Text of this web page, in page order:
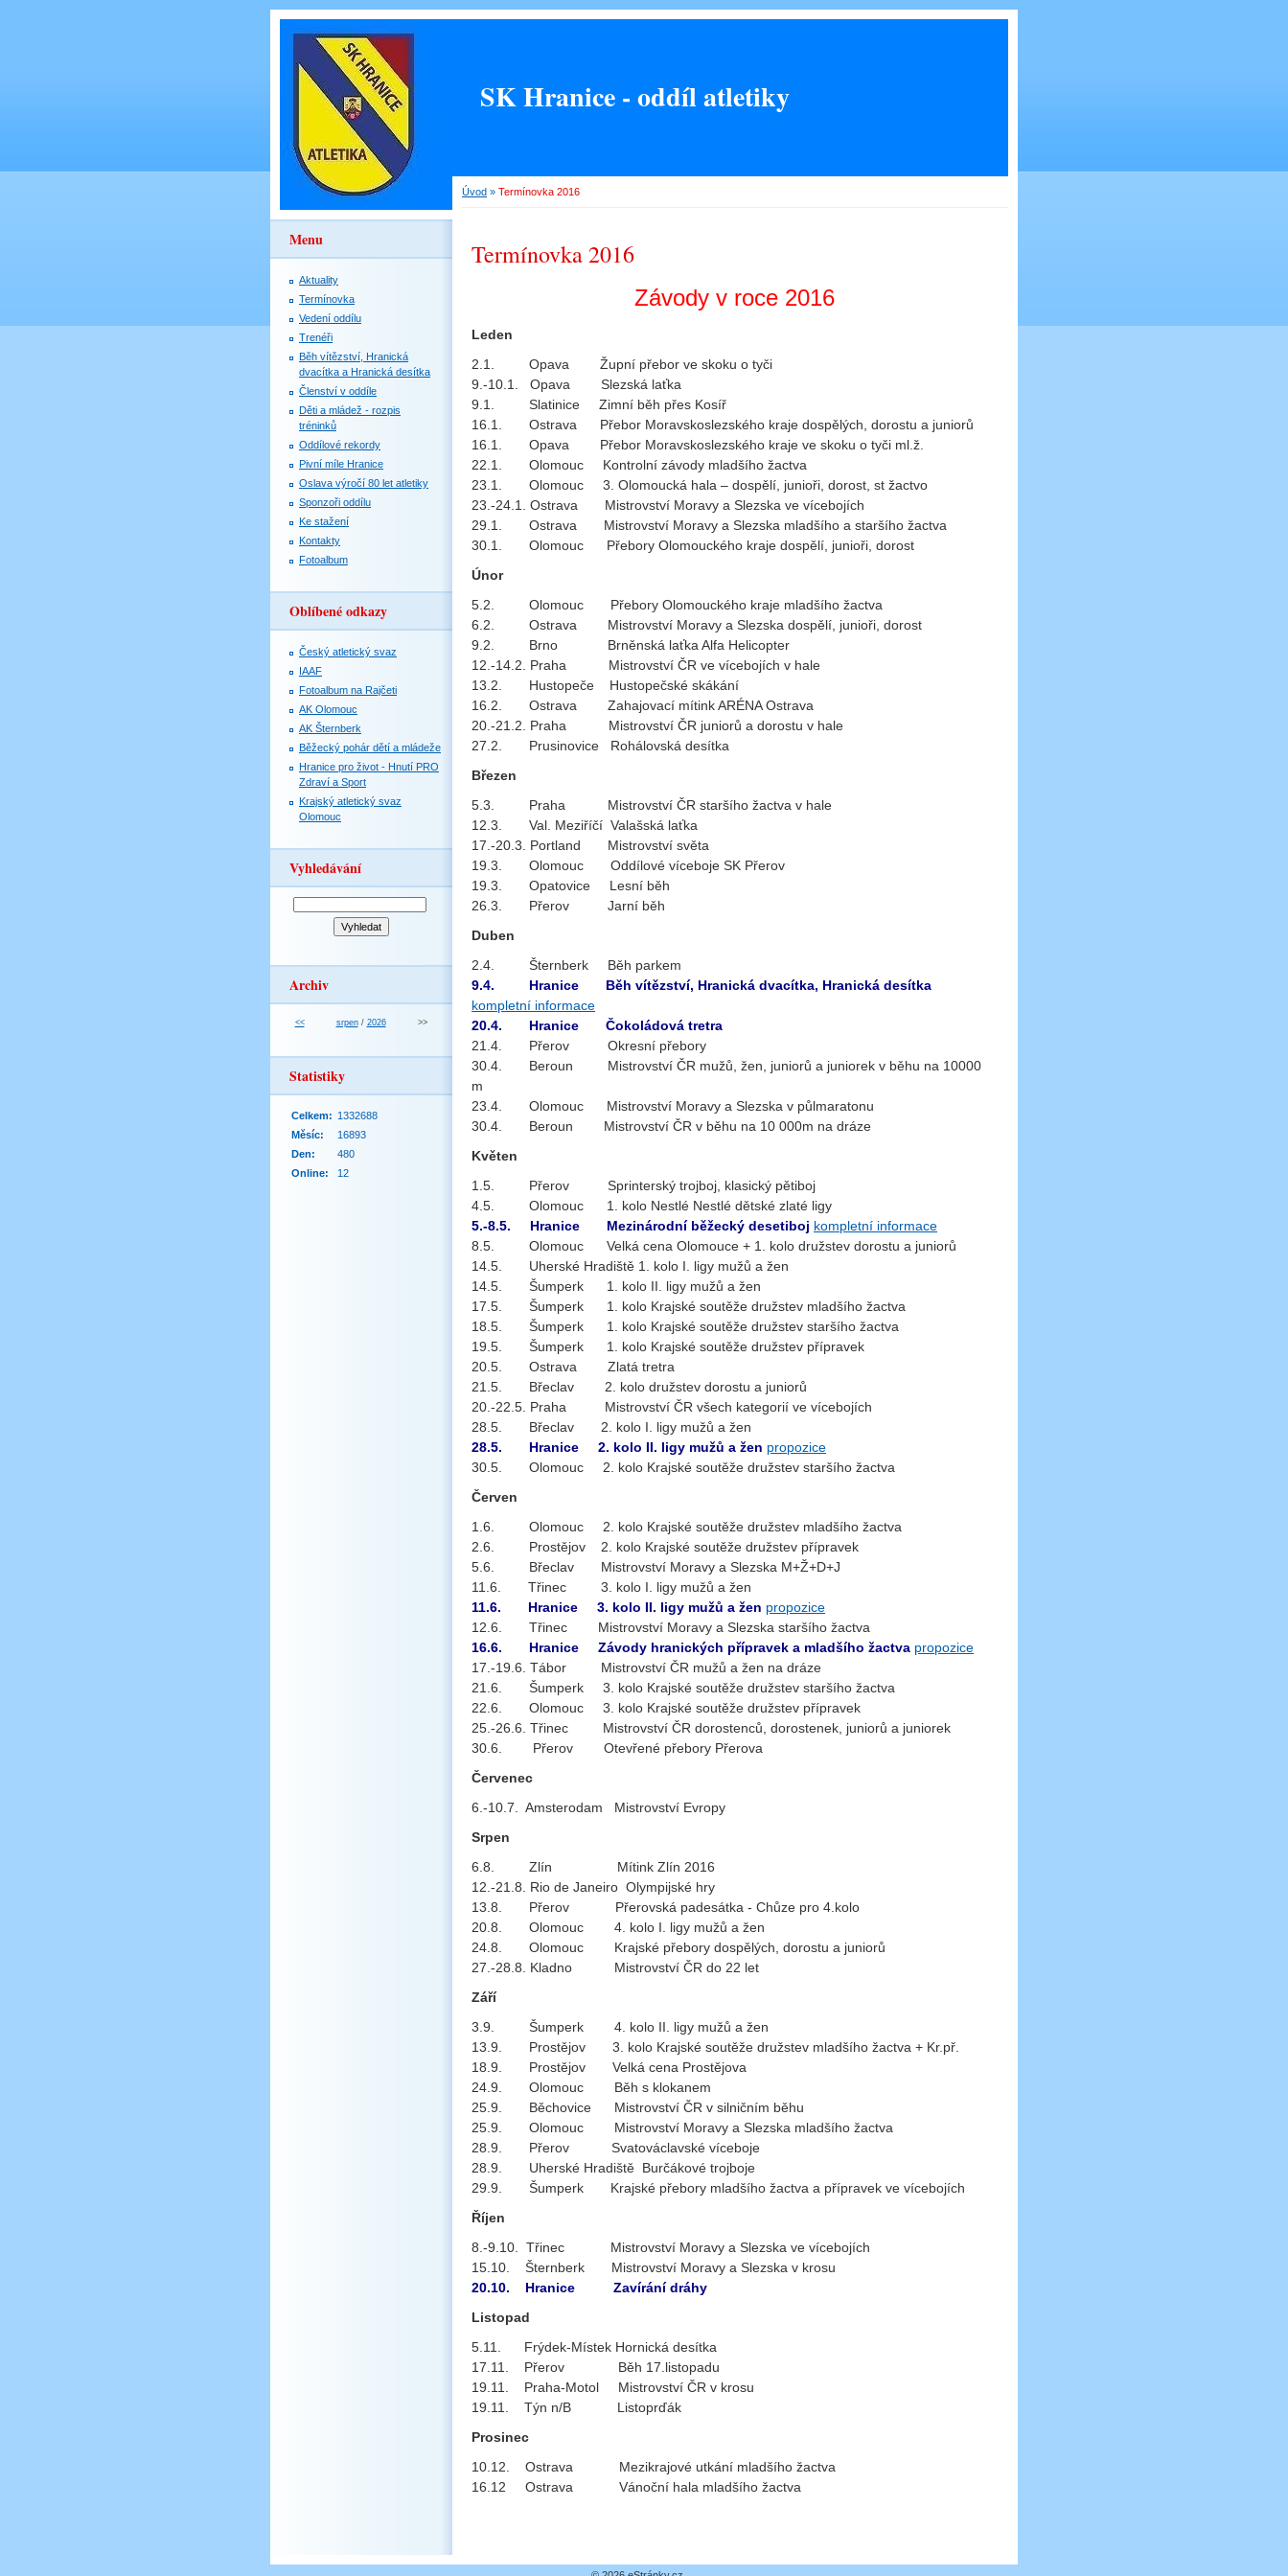
SK Hranice - oddíl atletiky
Úvod » Termínovka 2016
Termínovka 2016
Závody v roce 2016
Leden
2.1. Opava Župní přebor ve skoku o tyči
9.-10.1. Opava Slezská laťka
9.1. Slatinice Zimní běh přes Kosíř
16.1. Ostrava Přebor Moravskoslezského kraje dospělých, dorostu a juniorů
16.1. Opava Přebor Moravskoslezského kraje ve skoku o tyči ml.ž.
22.1. Olomouc Kontrolní závody mladšího žactva
23.1. Olomouc 3. Olomoucká hala – dospělí, junioři, dorost, st žactvo
23.-24.1. Ostrava Mistrovství Moravy a Slezska ve vícebojích
29.1. Ostrava Mistrovství Moravy a Slezska mladšího a staršího žactva
30.1. Olomouc Přebory Olomouckého kraje dospělí, junioři, dorost
Únor
5.2. Olomouc Přebory Olomouckého kraje mladšího žactva
6.2. Ostrava Mistrovství Moravy a Slezska dospělí, junioři, dorost
9.2. Brno Brněnská laťka Alfa Helicopter
12.-14.2. Praha Mistrovství ČR ve vícebojích v hale
13.2. Hustopeče Hustopečské skákání
16.2. Ostrava Zahajovací mítink ARÉNA Ostrava
20.-21.2. Praha Mistrovství ČR juniorů a dorostu v hale
27.2. Prusinovice Rohálovská desítka
Březen
5.3. Praha Mistrovství ČR staršího žactva v hale
12.3. Val. Meziříčí Valašská laťka
17.-20.3. Portland Mistrovství světa
19.3. Olomouc Oddílové víceboje SK Přerov
19.3. Opatovice Lesní běh
26.3. Přerov Jarní běh
Duben
2.4. Šternberk Běh parkem
9.4. Hranice Běh vítězství, Hranická dvacítka, Hranická desítka
kompletní informace
20.4. Hranice Čokoládová tretra
21.4. Přerov Okresní přebory
30.4. Beroun Mistrovství ČR mužů, žen, juniorů a juniorek v běhu na 10000
m
23.4. Olomouc Mistrovství Moravy a Slezska v půlmaratonu
30.4. Beroun Mistrovství ČR v běhu na 10 000m na dráze
Květen
1.5. Přerov Sprinterský trojboj, klasický pětiboj
4.5. Olomouc 1. kolo Nestlé Nestlé dětské zlaté ligy
5.-8.5. Hranice Mezinárodní běžecký desetiboj kompletní informace
8.5. Olomouc Velká cena Olomouce + 1. kolo družstev dorostu a juniorů
14.5. Uherské Hradiště 1. kolo I. ligy mužů a žen
14.5. Šumperk 1. kolo II. ligy mužů a žen
17.5. Šumperk 1. kolo Krajské soutěže družstev mladšího žactva
18.5. Šumperk 1. kolo Krajské soutěže družstev staršího žactva
19.5. Šumperk 1. kolo Krajské soutěže družstev přípravek
20.5. Ostrava Zlatá tretra
21.5. Břeclav 2. kolo družstev dorostu a juniorů
20.-22.5. Praha Mistrovství ČR všech kategorií ve vícebojích
28.5. Břeclav 2. kolo I. ligy mužů a žen
28.5. Hranice 2. kolo II. ligy mužů a žen propozice
30.5. Olomouc 2. kolo Krajské soutěže družstev staršího žactva
Červen
1.6. Olomouc 2. kolo Krajské soutěže družstev mladšího žactva
2.6. Prostějov 2. kolo Krajské soutěže družstev přípravek
5.6. Břeclav Mistrovství Moravy a Slezska M+Ž+D+J
11.6. Třinec 3. kolo I. ligy mužů a žen
11.6. Hranice 3. kolo II. ligy mužů a žen propozice
12.6. Třinec Mistrovství Moravy a Slezska staršího žactva
16.6. Hranice Závody hranických přípravek a mladšího žactva propozice
17.-19.6. Tábor Mistrovství ČR mužů a žen na dráze
21.6. Šumperk 3. kolo Krajské soutěže družstev staršího žactva
22.6. Olomouc 3. kolo Krajské soutěže družstev přípravek
25.-26.6. Třinec Mistrovství ČR dorostenců, dorostenek, juniorů a juniorek
30.6. Přerov Otevřené přebory Přerova
Červenec
6.-10.7. Amsterodam Mistrovství Evropy
Srpen
6.8. Zlín Mítink Zlín 2016
12.-21.8. Rio de Janeiro Olympijské hry
13.8. Přerov Přerovská padesátka - Chůze pro 4.kolo
20.8. Olomouc 4. kolo I. ligy mužů a žen
24.8. Olomouc Krajské přebory dospělých, dorostu a juniorů
27.-28.8. Kladno Mistrovství ČR do 22 let
Září
3.9. Šumperk 4. kolo II. ligy mužů a žen
13.9. Prostějov 3. kolo Krajské soutěže družstev mladšího žactva + Kr.př.
18.9. Prostějov Velká cena Prostějova
24.9. Olomouc Běh s klokanem
25.9. Běchovice Mistrovství ČR v silničním běhu
25.9. Olomouc Mistrovství Moravy a Slezska mladšího žactva
28.9. Přerov Svatováclavské víceboje
28.9. Uherské Hradiště Burčákové trojboje
29.9. Šumperk Krajské přebory mladšího žactva a přípravek ve vícebojích
Říjen
8.-9.10. Třinec Mistrovství Moravy a Slezska ve vícebojích
15.10. Šternberk Mistrovství Moravy a Slezska v krosu
20.10. Hranice Zavírání dráhy
Listopad
5.11. Frýdek-Místek Hornická desítka
17.11. Přerov Běh 17.listopadu
19.11. Praha-Motol Mistrovství ČR v krosu
19.11. Týn n/B Listoprďák
Prosinec
10.12. Ostrava Mezikrajové utkání mladšího žactva
16.12 Ostrava Vánoční hala mladšího žactva
Menu
Aktuality
Termínovka
Vedení oddílu
Trenéři
Běh vítězství, Hranická
dvacítka a Hranická desítka
Členství v oddíle
Děti a mládež - rozpis
tréninků
Oddílové rekordy
Pivní míle Hranice
Oslava výročí 80 let atletiky
Sponzoři oddílu
Ke stažení
Kontakty
Fotoalbum
Oblíbené odkazy
Český atletický svaz
IAAF
Fotoalbum na Rajčeti
AK Olomouc
AK Šternberk
Běžecký pohár dětí a mládeže
Hranice pro život - Hnutí PRO
Zdraví a Sport
Krajský atletický svaz
Olomouc
Vyhledávání
Archiv
<< srpen/ 2026 >>
Statistiky
Online: 12
Celkem: 1332688
Měsíc:
16893
Den:
480